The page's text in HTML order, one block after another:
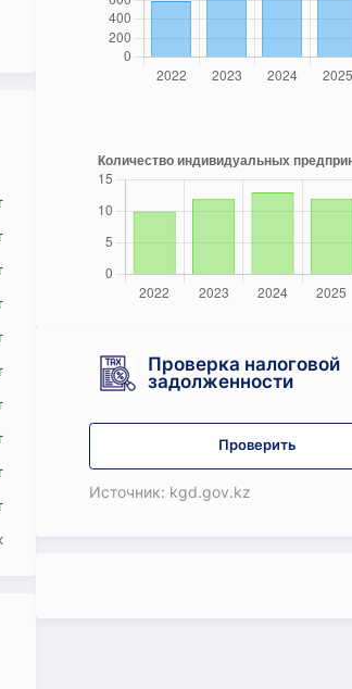
Проверка налоговой
задолженности
Проверить
Источник: kgd.gov.kz